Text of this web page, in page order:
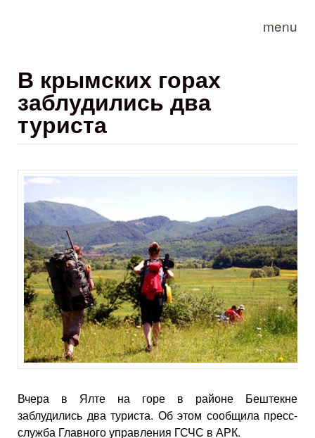
menu
В крымских горах
заблудились два
туриста
Вчера в Ялте на горе в районе Бештекне
заблудились два туриста. Об этом сообщила пресс-
служба Главного управления ГСЧС в АРК.